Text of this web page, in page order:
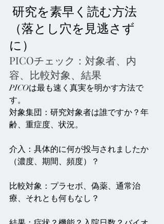
（落とし穴を見逃さず
に）
PICOチェック：対象者、内
容、比較対象、結果
PICOは最も速く真実を明かす方法で
す。
対象集団：研究対象者は誰ですか？年
齢、重症度、状況。
介入：具体的に何が投与されましたか
（濃度、期間、頻度）？
比較対象：プラセボ、偽薬、通常治
療、それとも何もなし？